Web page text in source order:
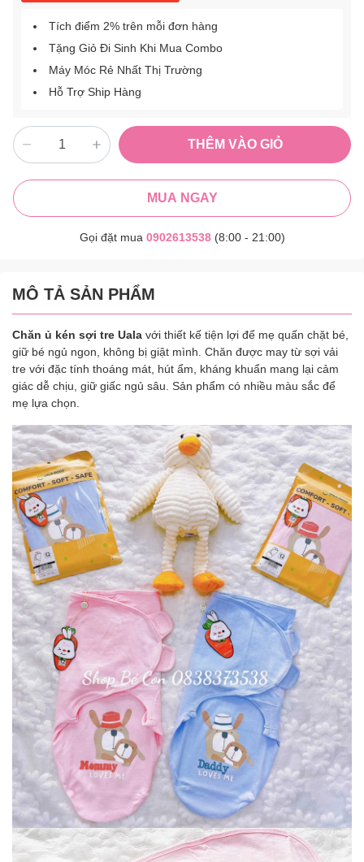
Tích điểm 2% trên mỗi đơn hàng
Tặng Giỏ Đi Sinh Khi Mua Combo
Máy Móc Rẻ Nhất Thị Trường
Hỗ Trợ Ship Hàng
THÊM VÀO GIỎ
MUA NGAY
Gọi đặt mua 0902613538(8:00 - 21:00)
MÔ TẢ SẢN PHẨM
Chăn ủ kén sợi tre Uala với thiết kế tiện lợi để mẹ quấn chặt bé,
giữ bé ngủ ngon, không bị giật mình. Chăn được may từ sợi vải
tre với đặc tính thoáng mát, hút ẩm, kháng khuẩn mang lại cảm
giác dễ chịu, giữ giấc ngủ sâu. Sản phẩm có nhiều màu sắc để
mẹ lựa chọn.